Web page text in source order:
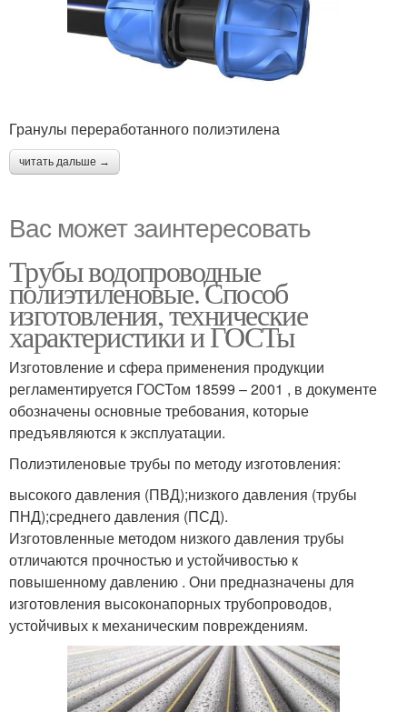
Гранулы переработанного полиэтилена
читать дальше →
Вас может заинтересовать
Трубы водопроводные
полиэтиленовые. Способ
изготовления, технические
характеристики и ГОСТы
Изготовление и сфера применения продукции
регламентируется ГОСТом 18599 – 2001 , в документе
обозначены основные требования, которые
предъявляются к эксплуатации.
Полиэтиленовые трубы по методу изготовления:
высокого давления (ПВД);низкого давления (трубы
ПНД);среднего давления (ПСД).
Изготовленные методом низкого давления трубы
отличаются прочностью и устойчивостью к
повышенному давлению . Они предназначены для
изготовления высоконапорных трубопроводов,
устойчивых к механическим повреждениям.